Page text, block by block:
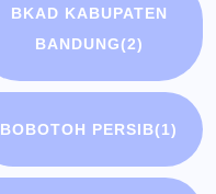
BKAD KABUPATEN
BANDUNG(2)
BOBOTOH PERSIB(1)